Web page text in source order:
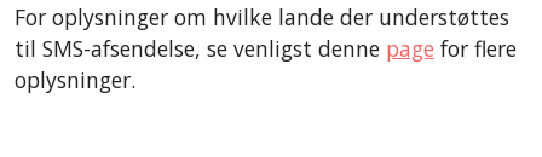
For oplysninger om hvilke lande der understøttes
til SMS-afsendelse, se venligst denne page for flere
oplysninger.